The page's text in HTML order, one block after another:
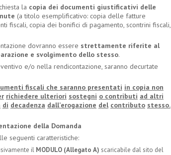
la copia dei documenti giustificativi delle
(a titolo esemplificativo: copia delle fatture
fiscali, copia dei bonifici di pagamento, scontrini fiscali,
dovranno essere strettamente riferite al
e svolgimento dello stesso.
e/o nella rendicontazione, saranno decurtate
fiscali che saranno presentati in copia non
richiedere ulteriori sostegni o contributi ad altri
di decadenza dall’erogazione del contributo stesso.
della Domanda
seguenti caratteristiche:
il MODULO (Allegato A) scaricabile dal sito del